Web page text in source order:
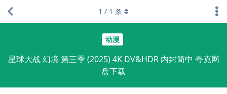
动漫
星球大战 幻境 第三季 (2025) 4K DV&HDR 内封简中 夸克网
盘下载
1 / 1 条